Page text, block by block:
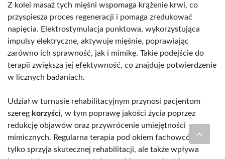
Z kolei masaż tych mięśni wspomaga krążenie krwi, co
przyspiesza proces regeneracji i pomaga zredukować
napięcia. Elektrostymulacja punktowa, wykorzystująca
impulsy elektryczne, aktywuje mięśnie, poprawiając
zarówno ich sprawność, jak i mimikę. Takie podejście do
terapii zwiększa jej efektywność, co znajduje potwierdzenie
w licznych badaniach.
Udział w turnusie rehabilitacyjnym przynosi pacjentom
szereg korzyści, w tym poprawę jakości życia poprzez
redukcję objawów oraz przywrócenie umiejętności
mimicznych. Regularna terapia pod okiem fachowców nie
tylko sprzyja skutecznej rehabilitacji, ale także wpływa